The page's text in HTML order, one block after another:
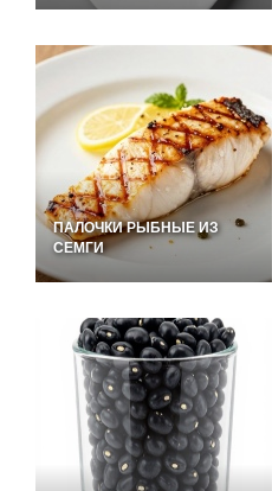
ПАЛОЧКИ РЫБНЫЕ ИЗ
СЕМГИ